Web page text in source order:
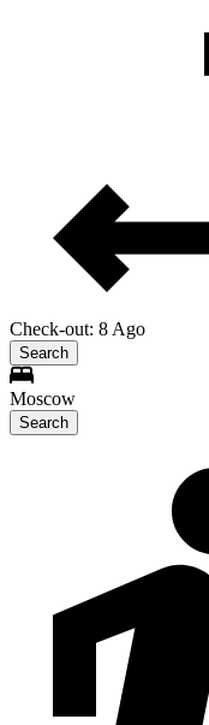
Check-out: 8 Ago
Search
Moscow
Search